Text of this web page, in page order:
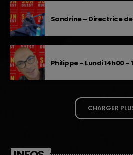
Sandrine – Directrice
Philippe – Lundi 14h00 –
CHARGER